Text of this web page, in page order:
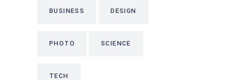
BUSINESS DESIGN
PHOTO SCIENCE
TECH